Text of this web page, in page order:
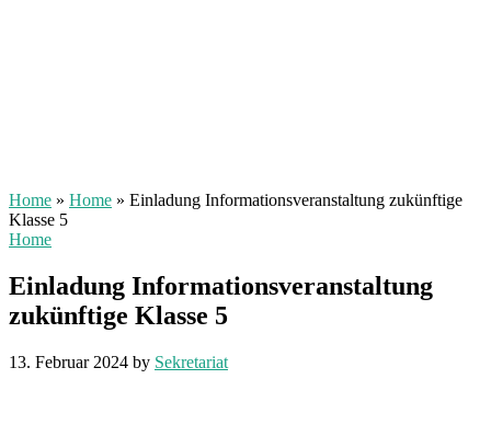
Home » Home » Einladung Informationsveranstaltung zukünftige
Klasse 5
Home
Einladung Informationsveranstaltung
zukünftige Klasse 5
13. Februar 2024 by Sekretariat